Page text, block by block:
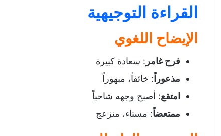
القراءة التوجيهية
الإيضاح اللغوي
فرح غامر : سعادة كبيرة
مذعوراً: خائفاً، مبهوراً
امتقع: أصبح وجهه شاحباً
ممتعضاً: مستاء، منزعج